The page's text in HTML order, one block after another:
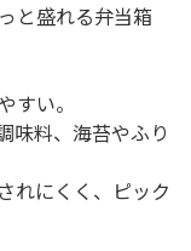
と盛れる弁当箱
すい。
味料、海苔やふり
れにくく、ピック